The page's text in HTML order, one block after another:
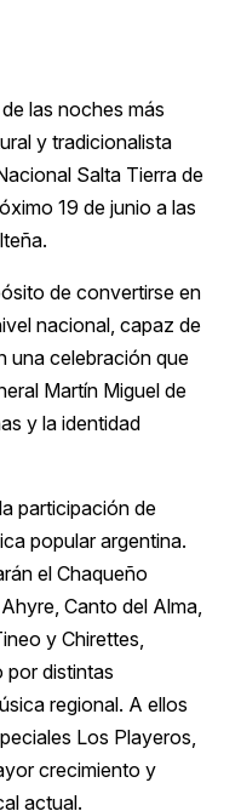
las noches más
y tradicionalista
Salta Tierra de
19 de junio a las
de convertirse en
nacional, capaz de
una celebración que
Martín Miguel de
y la identidad
participación de
popular argentina.
el Chaqueño
Canto del Alma,
y Chirettes,
por distintas
regional. A ellos
Los Playeros,
crecimiento y
actual.